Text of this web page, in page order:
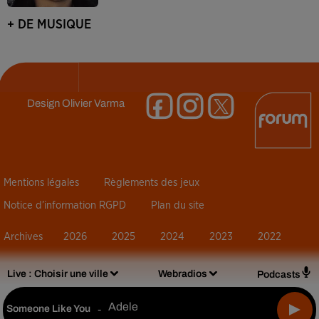
Live : Choisir une ville Webradios Podcasts
Someone Like You - Adele
+ DE MUSIQUE
DesignOlivier Varma
Mentions légales Règlements des jeux
Notice d’information RGPD Plan du site
Archives 2026 2025 2024 2023 2022